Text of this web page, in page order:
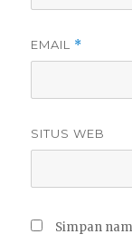
EMAIL *
SITUS WEB
Simpan